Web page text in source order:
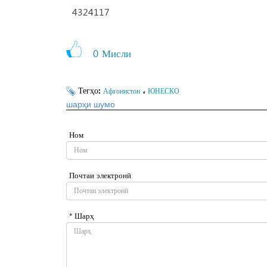
4324117
0 Мисли
Тегҳо: Афғонистон ، ЮНЕСКО
шарҳи шумо
Ном
Почтаи электронӣ
* Шарҳ